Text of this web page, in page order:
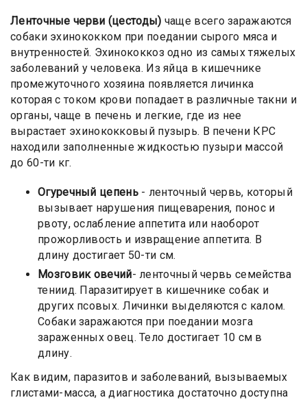
Ленточные черви (цестоды) чаще всего заражаются
собаки эхинококком при поедании сырого мяса и
внутренностей. Эхинококкоз одно из самых тяжелых
заболеваний у человека. Из яйца в кишечнике
промежуточного хозяина появляется личинка
которая с током крови попадает в различные такни и
органы, чаще в печень и легкие, где из нее
вырастает эхинококковый пузырь. В печени КРС
находили заполненные жидкостью пузыри массой
до 60-ти кг.
Огуречный цепень- ленточный червь, который
вызывает нарушения пищеварения, понос и
рвоту, ослабление аппетита или наоборот
прожорливость и извращение аппетита. В
длину достигает 50-ти см.
Мозговик овечий- ленточный червь семейства
тениид. Паразитирует в кишечнике собак и
других псовых. Личинки выделяются с калом.
Собаки заражаются при поедании мозга
зараженных овец. Тело достигает 10 см в
длину.
Как видим, паразитов и заболеваний, вызываемых
глистами-масса, а диагностика достаточно доступна